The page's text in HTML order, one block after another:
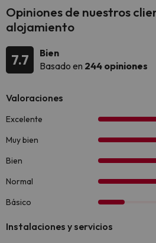
Opiniones de nuestros
alojamiento
7.7
Bien
Basado en 244 opiniones